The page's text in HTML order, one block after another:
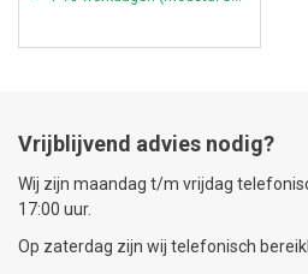
Vrijblijvend advies nodig?
Wij zijn maandag t/m vrijdag
17:00 uur.
Op zaterdag zijn wij telefonisch